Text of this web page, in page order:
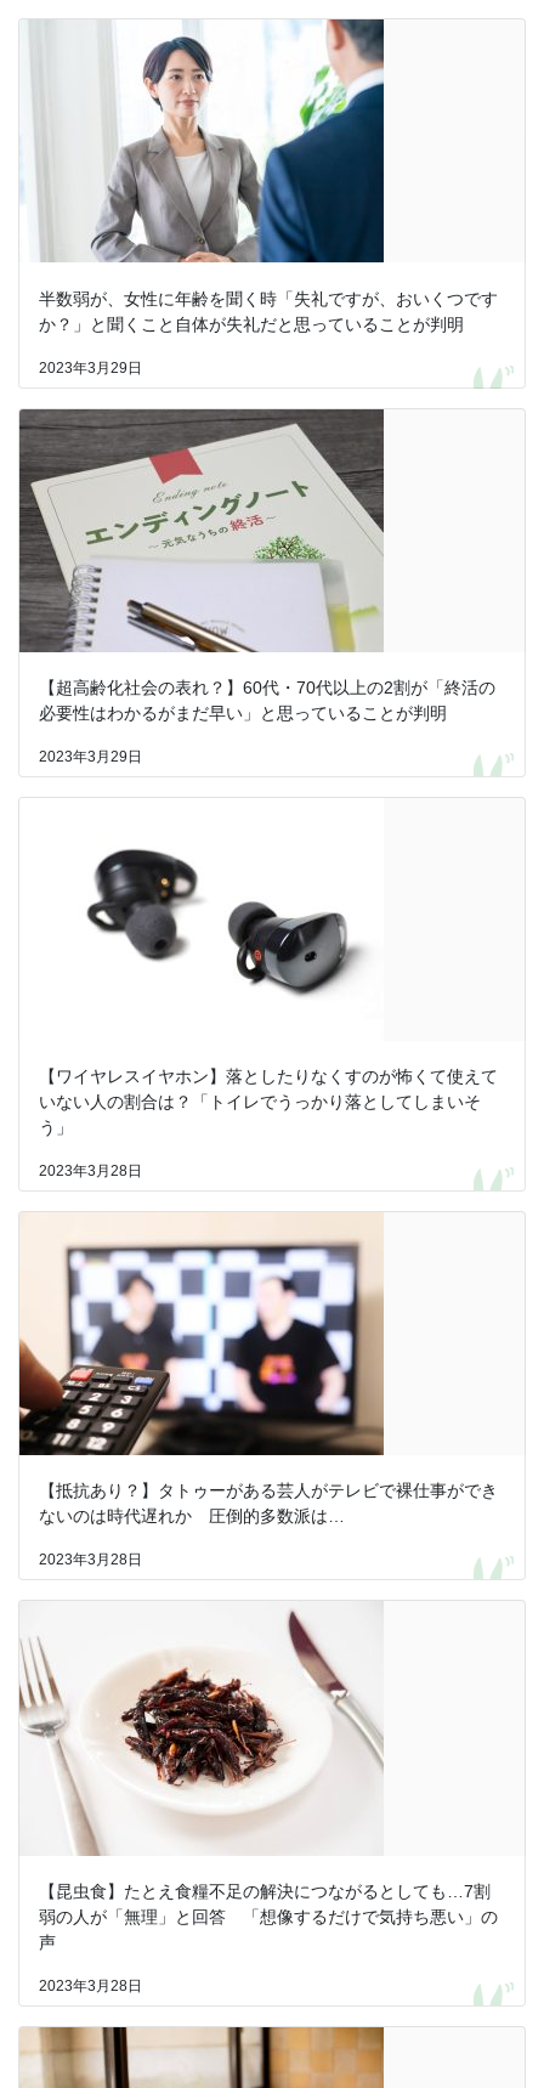
半数弱が、女性に年齢を聞く時「失礼ですが、おいくつです
か？」と聞くこと自体が失礼だと思っていることが判明
2023年3月29日
【超高齢化社会の表れ？】60代・70代以上の2割が「終活の
必要性はわかるがまだ早い」と思っていることが判明
2023年3月29日
【ワイヤレスイヤホン】落としたりなくすのが怖くて使えて
いない人の割合は？「トイレでうっかり落としてしまいそ
う」
2023年3月28日
【抵抗あり？】タトゥーがある芸人がテレビで裸仕事ができ
ないのは時代遅れか 圧倒的多数派は…
2023年3月28日
【昆虫食】たとえ食糧不足の解決につながるとしても…7割
弱の人が「無理」と回答 「想像するだけで気持ち悪い」の
声
2023年3月28日